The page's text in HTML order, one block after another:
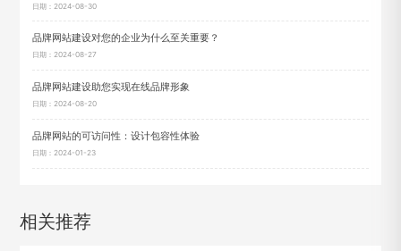
日期：2024-08-30
品牌网站建设对您的企业为什么至关重要？
日期：2024-08-27
品牌网站建设助您实现在线品牌形象
日期：2024-08-20
品牌网站的可访问性：设计包容性体验
日期：2024-01-23
相关推荐